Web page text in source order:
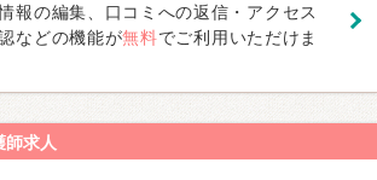
報の編集、口コミへの返信・アクセス
などの機能が無料でご利用いただけま
師求人